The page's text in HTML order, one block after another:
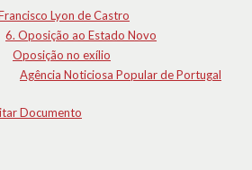
Lyon de Castro
6. Oposição ao Estado Novo
Oposição no exílio
Agência Noticiosa Popular de Portugal
Documento